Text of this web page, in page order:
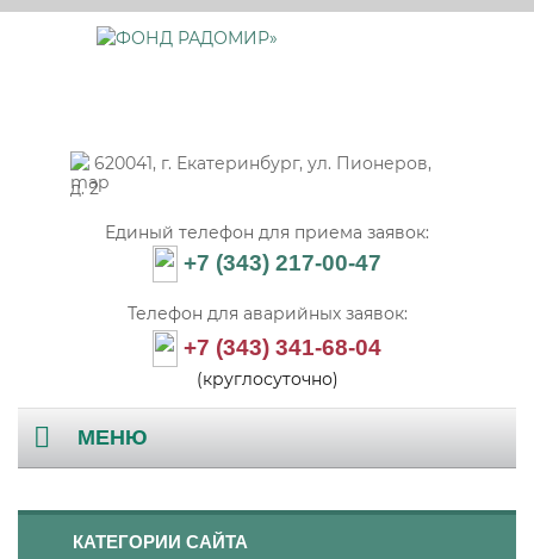
620041, г. Екатеринбург, ул. Пионеров,
д. 2
Единый телефон для приема заявок:
+7 (343) 217-00-47
Телефон для аварийных заявок:
+7 (343) 341-68-04
(круглосуточно)
МЕНЮ
КАТЕГОРИИ САЙТА